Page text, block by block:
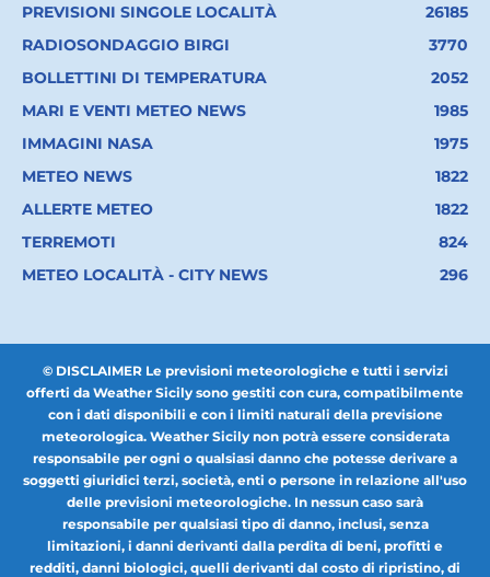
PREVISIONI SINGOLE LOCALITÀ
26185
RADIOSONDAGGIO BIRGI
3770
BOLLETTINI DI TEMPERATURA
2052
MARI E VENTI METEO NEWS
1985
IMMAGINI NASA
1975
METEO NEWS
1822
ALLERTE METEO
1822
TERREMOTI
824
METEO LOCALITÀ - CITY NEWS
296
© DISCLAIMER Le previsioni meteorologiche e tutti i servizi
offerti da Weather Sicily sono gestiti con cura, compatibilmente
con i dati disponibili e con i limiti naturali della previsione
meteorologica. Weather Sicily non potrà essere considerata
responsabile per ogni o qualsiasi danno che potesse derivare a
soggetti giuridici terzi, società, enti o persone in relazione all'uso
delle previsioni meteorologiche. In nessun caso sarà
responsabile per qualsiasi tipo di danno, inclusi, senza
limitazioni, i danni derivanti dalla perdita di beni, profitti e
redditi, danni biologici, quelli derivanti dal costo di ripristino, di